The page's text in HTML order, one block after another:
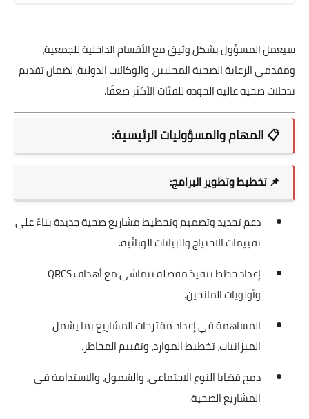
سيعمل المسؤول بشكل وثيق مع الأقسام الداخلية للجمعية،
ومقدمي الرعاية الصحية المحليين، والوكالات الدولية، لضمان تقديم
تدخلات صحية عالية الجودة للفئات الأكثر ضعفًا.
📋المهام والمسؤوليات الرئيسية:
📌تخطيط وتطوير البرامج:
دعم تحديد وتصميم وتخطيط مشاريع صحية جديدة بناءً على
تقييمات الاحتياج والبيانات الوبائية.
إعداد خطط تنفيذ مفصلة تتماشى مع أهداف QRCS
وأولويات المانحين.
المساهمة في إعداد مقترحات المشاريع بما يشمل
الميزانيات، تخطيط الموارد، وتقييم المخاطر.
دمج قضايا النوع الاجتماعي، والشمول، والاستدامة في
المشاريع الصحية.